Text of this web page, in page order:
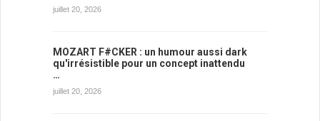
juillet 20, 2026
MOZART F#CKER : un humour aussi dark
qu'irrésistible pour un concept inattendu
…
juillet 20, 2026